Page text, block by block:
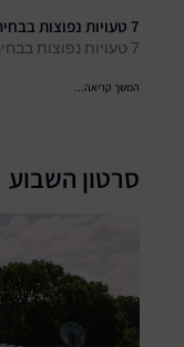
7 טעויות נפוצות בבחירת ביטוח – ואיך להימנע מהן
7 טעויות נפוצות בבחירת ביטוח – ואיך להימנע מהן
המשך קריאה...
סרטון השבוע